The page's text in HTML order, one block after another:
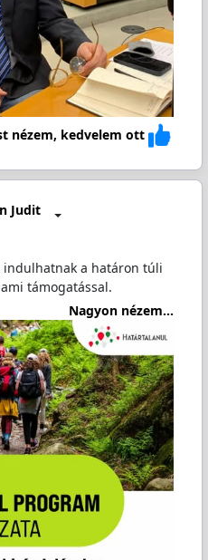
nézem, kedvelem ott
Judit
indulhatnak a határon túli
támogatással.
Nagyon nézem...